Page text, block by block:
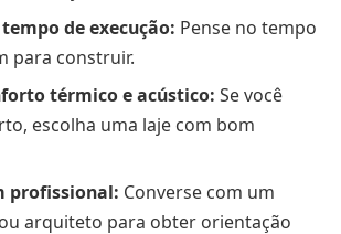
de execução: Pense no tempo
para construir.
térmico e acústico: Se você
escolha uma laje com bom
profissional: Converse com um
arquiteto para obter orientação